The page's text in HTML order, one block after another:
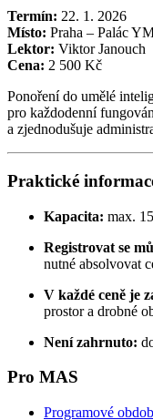
Termín: 22. 1. 2026
Místo: Praha – Palác
Lektor: Viktor Janouch
Cena: 2 500 Kč
Ponoření do umělé
pro každodenní
a zjednodušuje
Praktické
Kapacita: max.
Registrovat se
nutné absolvovat
V každé ceně je
prostor a drobné
Není zahrnuto:
Pro MAS
Programové